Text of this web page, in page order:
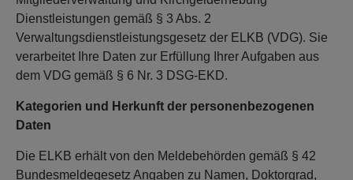
Dienstleistungen gemäß § 3 Abs. 2
Verwaltungsdienstleistungsgesetz der ELKB (VDG). Sie
verarbeitet Ihre Daten zur Erfüllung Ihrer Aufgaben aus
dem VDG gemäß § 6 Nr. 3 DSG-EKD.
Kategorien und Herkunft der personenbezogenen
Daten
Die ELKB erhält von den Meldebehörden gemäß § 42
Bundesmeldegesetz Angaben zu Namen, Doktorgrad,